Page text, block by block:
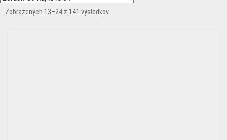
Zobrazených 13–24 z 141 výsledkov